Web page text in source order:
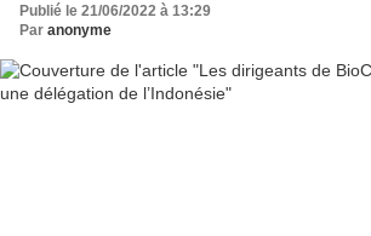
Publié le 21/06/2022 à 13:29
Par anonyme